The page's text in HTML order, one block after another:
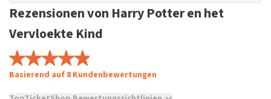
Rezensionen von Harry Potter en het
Vervloekte Kind
Basierend auf 8 Kundenbewertungen